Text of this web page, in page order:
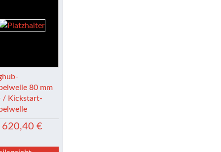
80 mm
/ Kickstart-
620,40€